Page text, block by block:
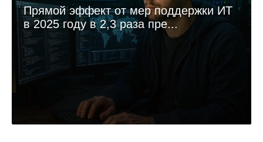
Прямой эффект от мер поддержки ИТ
в 2025 году в 2,3 раза пре...